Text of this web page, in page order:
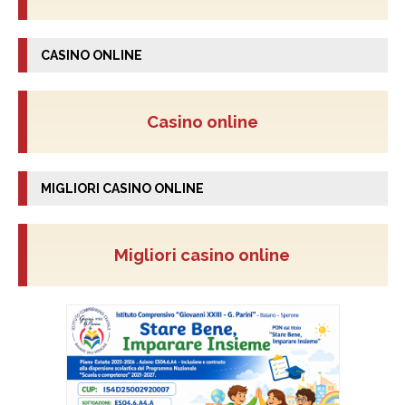
CASINO ONLINE
Casino online
MIGLIORI CASINO ONLINE
Migliori casino online